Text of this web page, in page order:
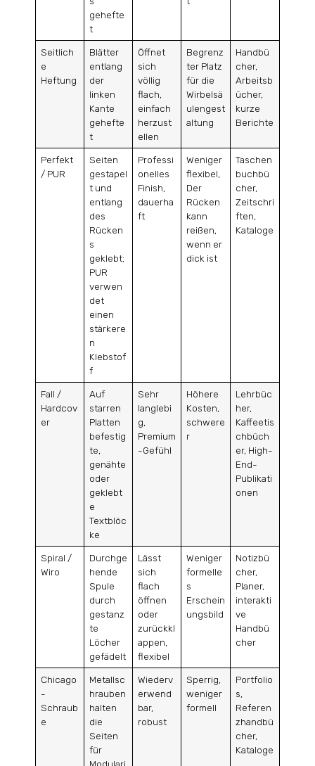
gehefte
t
Seitlich
e
Heftung
Blätter
entlang
der
linken
Kante
gehefte
t
Öffnet
sich
völlig
flach,
einfach
herzust
ellen
Begrenz
ter Platz
für die
Wirbelsä
ulengest
altung
Handbü
cher,
Arbeitsb
ücher,
kurze
Berichte
Perfekt
/ PUR
Seiten
gestapel
t und
entlang
des
Rücken
s
geklebt;
PUR
verwen
det
einen
stärkere
n
Klebstof
f
Professi
onelles
Finish,
dauerha
ft
Weniger
flexibel,
Der
Rücken
kann
reißen,
wenn er
dick ist
Taschen
buchbü
cher,
Zeitschri
ften,
Kataloge
Fall /
Hardcov
er
Auf
starren
Platten
befestig
te,
genähte
oder
geklebt
e
Textblöc
ke
Sehr
langlebi
g,
Premium
-Gefühl
Höhere
Kosten,
schwere
r
Lehrbüc
her,
Kaffeetis
chbüch
er, High-
End-
Publikati
onen
Spiral /
Wiro
Durchge
hende
Spule
durch
gestanz
te
Löcher
gefädelt
Lässt
sich
flach
öffnen
oder
zurückkl
appen,
flexibel
Weniger
formelle
s
Erschein
ungsbild
Notizbü
cher,
Planer,
interakti
ve
Handbü
cher
Chicago
-
Schraub
e
Metallsc
hrauben
halten
die
Seiten
für
Wiederv
erwend
bar,
robust
Sperrig,
weniger
formell
Portfolio
s,
Referen
zhandbü
cher,
Kataloge